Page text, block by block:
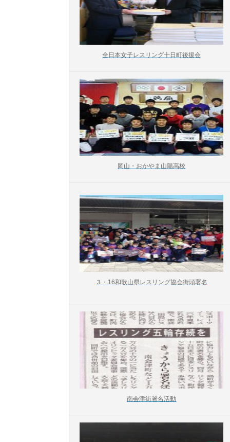
全日本女子レスリング十日町後援会
岡山・おかやま山陽高校
３・16和歌山県レスリング協会街頭署名
南会津街署名活動